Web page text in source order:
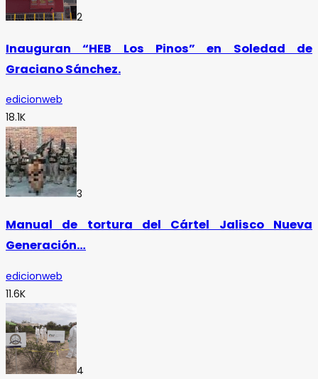
2
Inauguran “HEB Los Pinos” en Soledad de
Graciano Sánchez.
edicionweb
18.1K
3
Manual de tortura del Cártel Jalisco Nueva
Generación…
edicionweb
11.6K
4